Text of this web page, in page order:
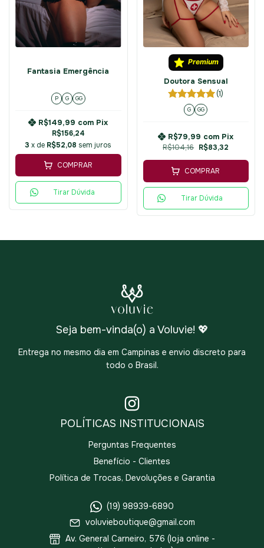
Fantasia Emergência
P G GG
R$156,24
R$149,99 com Pix
3 x de R$52,08 sem juros
COMPRAR
Tirar Dúvida
Premium
Doutora Sensual
(1)
G GG
R$104,16 R$83,32
R$79,99 com Pix
COMPRAR
Tirar Dúvida
Seja bem-vinda(o) a Voluvie! 💖
Entrega no mesmo dia em Campinas e envio discreto para
todo o Brasil.
POLÍTICAS INSTITUCIONAIS
Perguntas Frequentes
Benefício - Clientes
Política de Trocas, Devoluções e Garantia
(19) 98939-6890
voluvieboutique@gmail.com
Av. General Carneiro, 576 (loja online -